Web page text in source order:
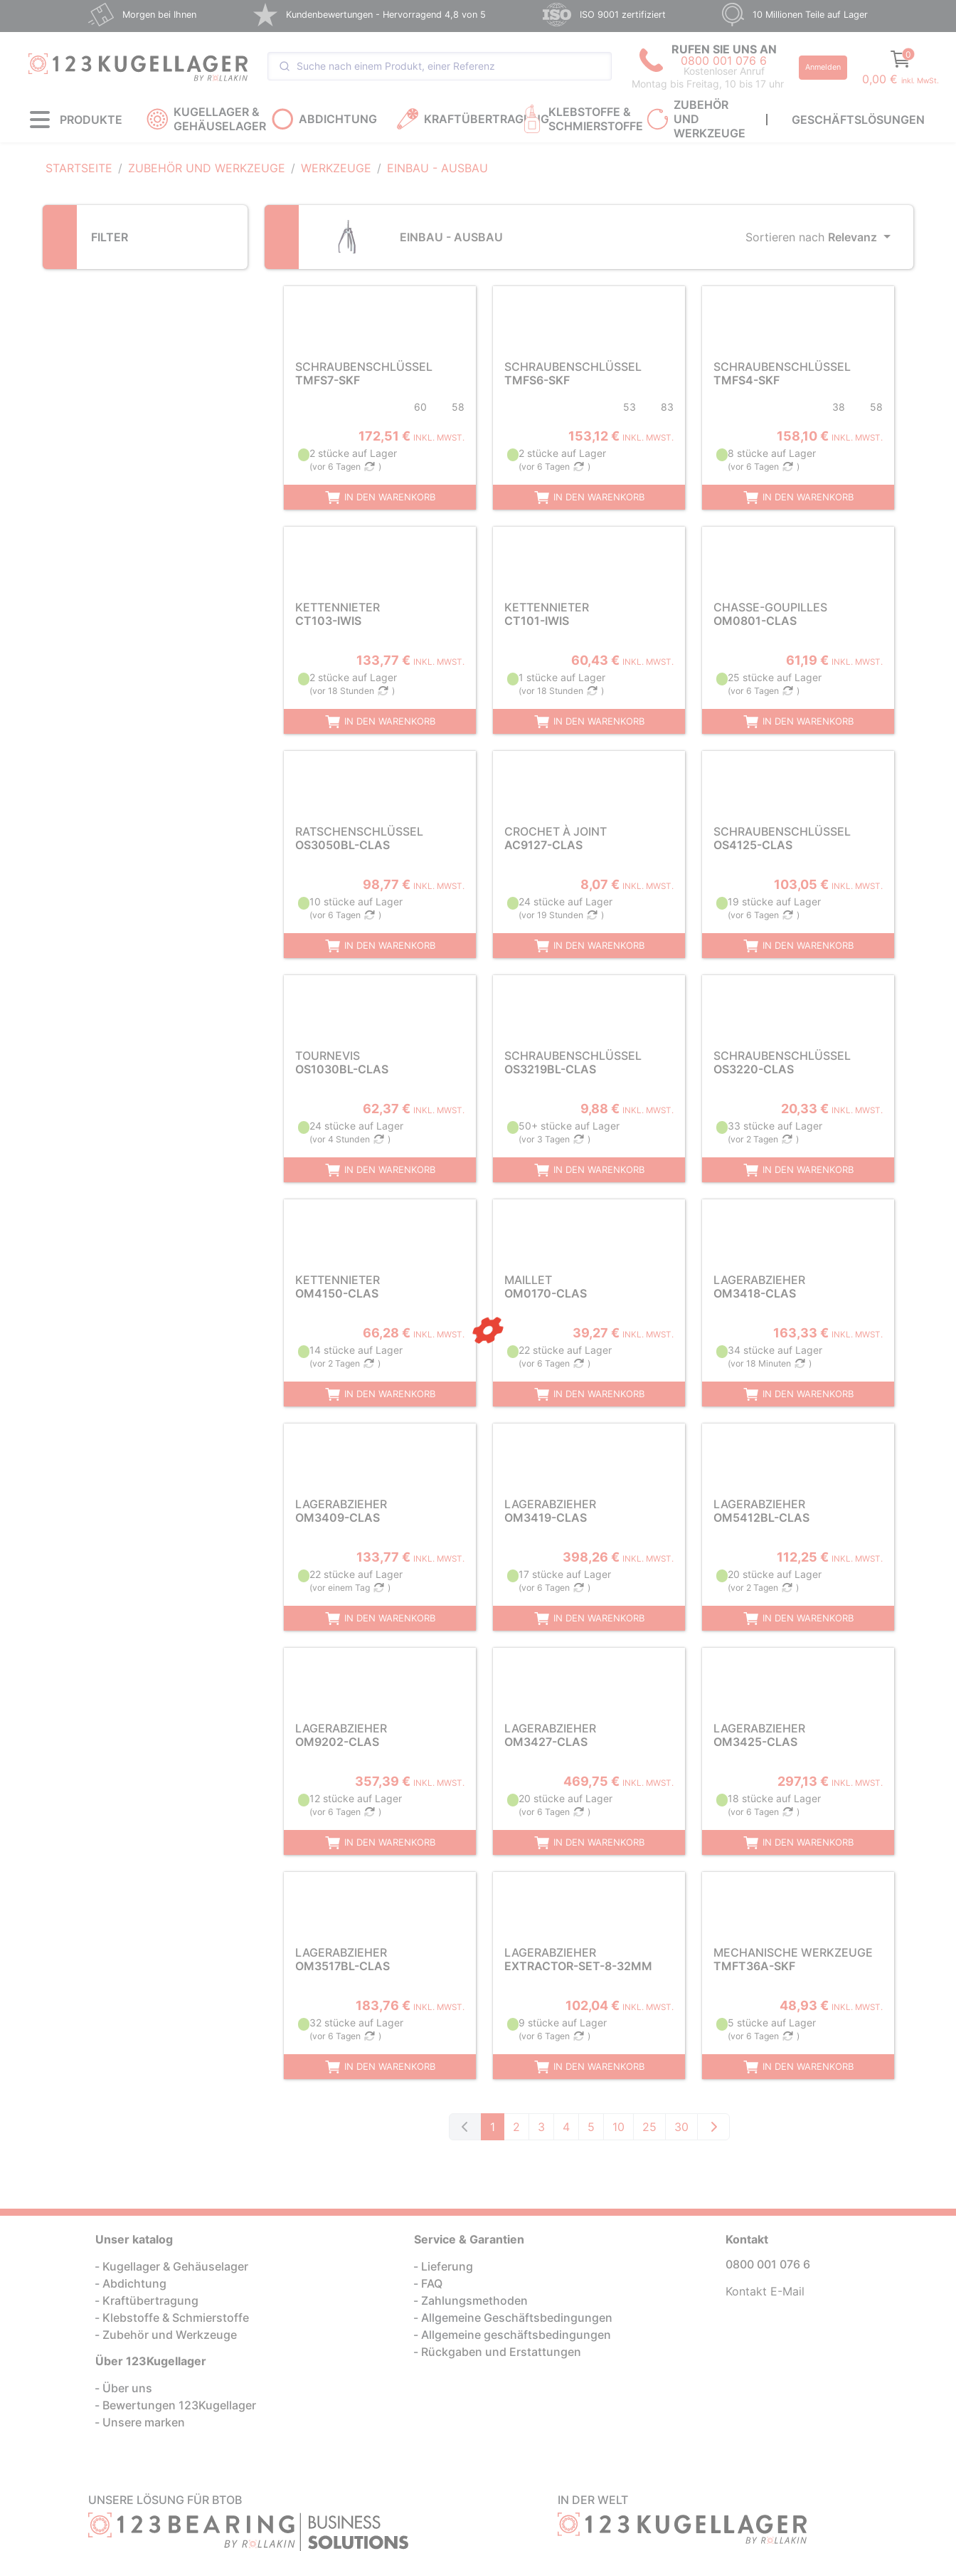
Morgen bei Ihnen Kundenbewertungen - Hervorragend 4,8 von 5 ISO 9001 zertifiziert 10 Millionen Teile auf Lager
RUFEN SIE UNS AN
0800 001 076 6
Kostenloser Anruf
Montag bis Freitag, 10 bis 17 uhr
Anmelden
0
0,00 € inkl. MwSt.
PRODUKTE
KUGELLAGER &
GEHÄUSELAGER
ABDICHTUNG KRAFTÜBERTRAGUNGKLEBSTOFFE &
SCHMIERSTOFFE
ZUBEHÖR
UND
WERKZEUGE
GESCHÄFTSLÖSUNGEN
STARTSEITE ZUBEHÖR UND WERKZEUGE WERKZEUGE EINBAU - AUSBAU
FILTER EINBAU - AUSBAU Sortieren nach Relevanz
SCHRAUBENSCHLÜSSEL
TMFS7-SKF
60 58
172,51 € INKL. MWST.
2 stücke auf Lager
(vor 6 Tagen )
IN DEN WARENKORB
SCHRAUBENSCHLÜSSEL
TMFS6-SKF
53 83
153,12 € INKL. MWST.
2 stücke auf Lager
(vor 6 Tagen )
IN DEN WARENKORB
SCHRAUBENSCHLÜSSEL
TMFS4-SKF
38 58
158,10 € INKL. MWST.
8 stücke auf Lager
(vor 6 Tagen )
IN DEN WARENKORB
KETTENNIETER
CT103-IWIS
133,77 € INKL. MWST.
2 stücke auf Lager
(vor 18 Stunden )
IN DEN WARENKORB
KETTENNIETER
CT101-IWIS
60,43 € INKL. MWST.
1 stücke auf Lager
(vor 18 Stunden )
IN DEN WARENKORB
CHASSE-GOUPILLES
OM0801-CLAS
61,19 € INKL. MWST.
25 stücke auf Lager
(vor 6 Tagen )
IN DEN WARENKORB
RATSCHENSCHLÜSSEL
OS3050BL-CLAS
98,77 € INKL. MWST.
10 stücke auf Lager
(vor 6 Tagen )
IN DEN WARENKORB
CROCHET À JOINT
AC9127-CLAS
8,07 € INKL. MWST.
24 stücke auf Lager
(vor 19 Stunden )
IN DEN WARENKORB
SCHRAUBENSCHLÜSSEL
OS4125-CLAS
103,05 € INKL. MWST.
19 stücke auf Lager
(vor 6 Tagen )
IN DEN WARENKORB
TOURNEVIS
OS1030BL-CLAS
62,37 € INKL. MWST.
24 stücke auf Lager
(vor 4 Stunden )
IN DEN WARENKORB
SCHRAUBENSCHLÜSSEL
OS3219BL-CLAS
9,88 € INKL. MWST.
50+ stücke auf Lager
(vor 3 Tagen )
IN DEN WARENKORB
SCHRAUBENSCHLÜSSEL
OS3220-CLAS
20,33 € INKL. MWST.
33 stücke auf Lager
(vor 2 Tagen )
IN DEN WARENKORB
KETTENNIETER
OM4150-CLAS
66,28 € INKL. MWST.
14 stücke auf Lager
(vor 2 Tagen )
IN DEN WARENKORB
MAILLET
OM0170-CLAS
39,27 € INKL. MWST.
22 stücke auf Lager
(vor 6 Tagen )
IN DEN WARENKORB
LAGERABZIEHER
OM3418-CLAS
163,33 € INKL. MWST.
34 stücke auf Lager
(vor 18 Minuten )
IN DEN WARENKORB
LAGERABZIEHER
OM3409-CLAS
133,77 € INKL. MWST.
22 stücke auf Lager
(vor einem Tag )
IN DEN WARENKORB
LAGERABZIEHER
OM3419-CLAS
398,26 € INKL. MWST.
17 stücke auf Lager
(vor 6 Tagen )
IN DEN WARENKORB
LAGERABZIEHER
OM5412BL-CLAS
112,25 € INKL. MWST.
20 stücke auf Lager
(vor 2 Tagen )
IN DEN WARENKORB
LAGERABZIEHER
OM9202-CLAS
357,39 € INKL. MWST.
12 stücke auf Lager
(vor 6 Tagen )
IN DEN WARENKORB
LAGERABZIEHER
OM3427-CLAS
469,75 € INKL. MWST.
20 stücke auf Lager
(vor 6 Tagen )
IN DEN WARENKORB
LAGERABZIEHER
OM3425-CLAS
297,13 € INKL. MWST.
18 stücke auf Lager
(vor 6 Tagen )
IN DEN WARENKORB
LAGERABZIEHER
OM3517BL-CLAS
183,76 € INKL. MWST.
32 stücke auf Lager
(vor 6 Tagen )
IN DEN WARENKORB
LAGERABZIEHER
EXTRACTOR-SET-8-32MM
102,04 € INKL. MWST.
9 stücke auf Lager
(vor 6 Tagen )
IN DEN WARENKORB
MECHANISCHE WERKZEUGE
TMFT36A-SKF
48,93 € INKL. MWST.
5 stücke auf Lager
(vor 6 Tagen )
IN DEN WARENKORB
1 2 3 4 5 10 25 30
UNSERE LÖSUNG FÜR BTOB
Unser katalog
Kugellager & Gehäuselager
Abdichtung
Kraftübertragung
Klebstoffe & Schmierstoffe
Zubehör und Werkzeuge
Über 123Kugellager
Über uns
Bewertungen 123Kugellager
Unsere marken
Service & Garantien
Lieferung
FAQ
Zahlungsmethoden
Allgemeine Geschäftsbedingungen
Allgemeine geschäftsbedingungen
Rückgaben und Erstattungen
Kontakt
0800 001 076 6
Kontakt E-Mail
IN DER WELT